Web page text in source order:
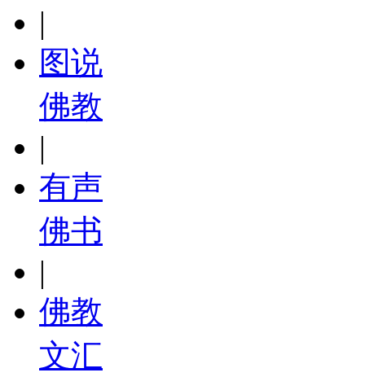
|
图说
佛教
|
有声
佛书
|
佛教
文汇